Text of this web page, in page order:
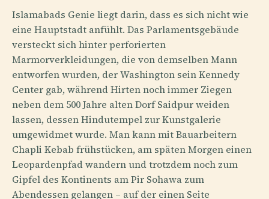
Islamabads Genie liegt darin, dass es sich nicht wie
eine Hauptstadt anfühlt. Das Parlamentsgebäude
versteckt sich hinter perforierten
Marmorverkleidungen, die von demselben Mann
entworfen wurden, der Washington sein Kennedy
Center gab, während Hirten noch immer Ziegen
neben dem 500 Jahre alten Dorf Saidpur weiden
lassen, dessen Hindutempel zur Kunstgalerie
umgewidmet wurde. Man kann mit Bauarbeitern
Chapli Kebab frühstücken, am späten Morgen einen
Leopardenpfad wandern und trotzdem noch zum
Gipfel des Kontinents am Pir Sohawa zum
Abendessen gelangen – auf der einen Seite